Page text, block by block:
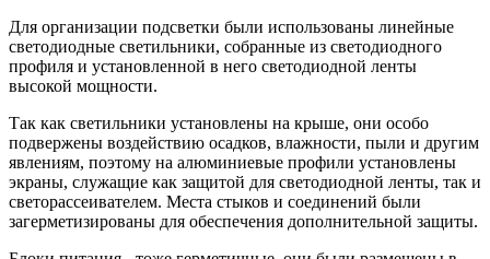
Для организации подсветки были использованы линейные
светодиодные светильники, собранные из светодиодного
профиля и установленной в него светодиодной ленты
высокой мощности.
Так как светильники установлены на крыше, они особо
подвержены воздействию осадков, влажности, пыли и другим
явлениям, поэтому на алюминиевые профили установлены
экраны, служащие как защитой для светодиодной ленты, так и
светорассеивателем. Места стыков и соединений были
загерметизированы для обеспечения дополнительной защиты.